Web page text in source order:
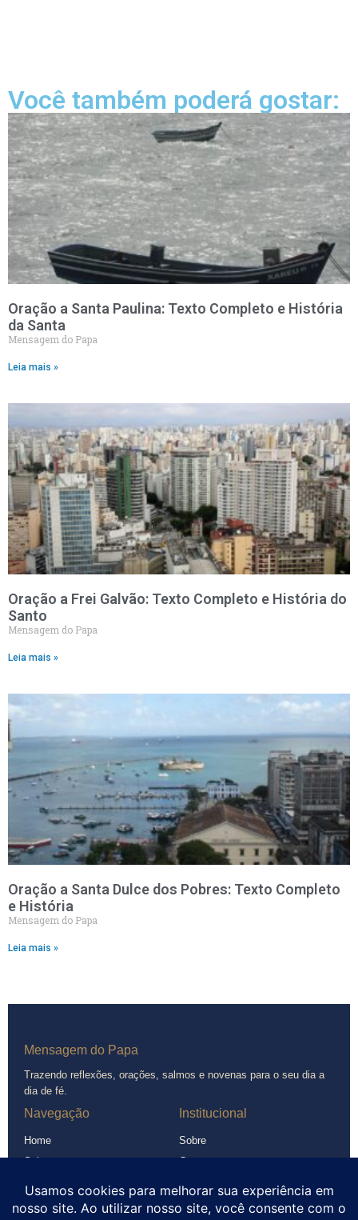
Você também poderá gostar:
Oração a Santa Paulina: Texto Completo e História
da Santa
Mensagem do Papa
Leia mais »
Oração a Frei Galvão: Texto Completo e História do
Santo
Mensagem do Papa
Leia mais »
Oração a Santa Dulce dos Pobres: Texto Completo
e História
Mensagem do Papa
Leia mais »
Mensagem do Papa
Trazendo reflexões, orações, salmos e novenas para o seu dia a
dia de fé.
Navegação
Home
Salmos
Orações
Institucional
Sobre
Contato
Termos de Uso